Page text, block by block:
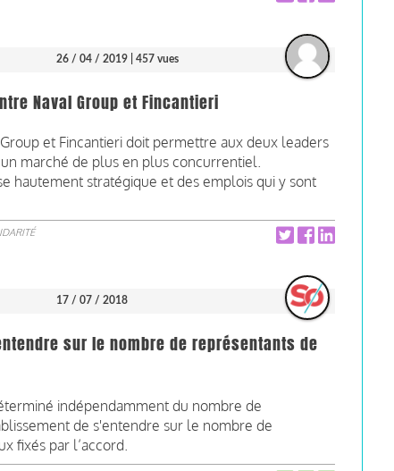
26 / 04 / 2019 | 457 vues
Naval Group et Fincantieri
et Fincantieri doit permettre aux deux leaders
marché de plus en plus concurrentiel.
hautement stratégique et des emplois qui y sont
17 / 07 / 2018
sur le nombre de représentants de
indépendamment du nombre de
de s'entendre sur le nombre de
fixés par l’accord.